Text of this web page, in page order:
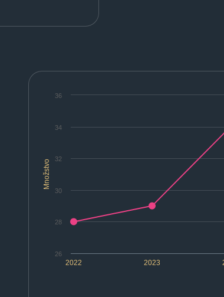
Množstvo
2022 2023
28
30
32
34
26
36